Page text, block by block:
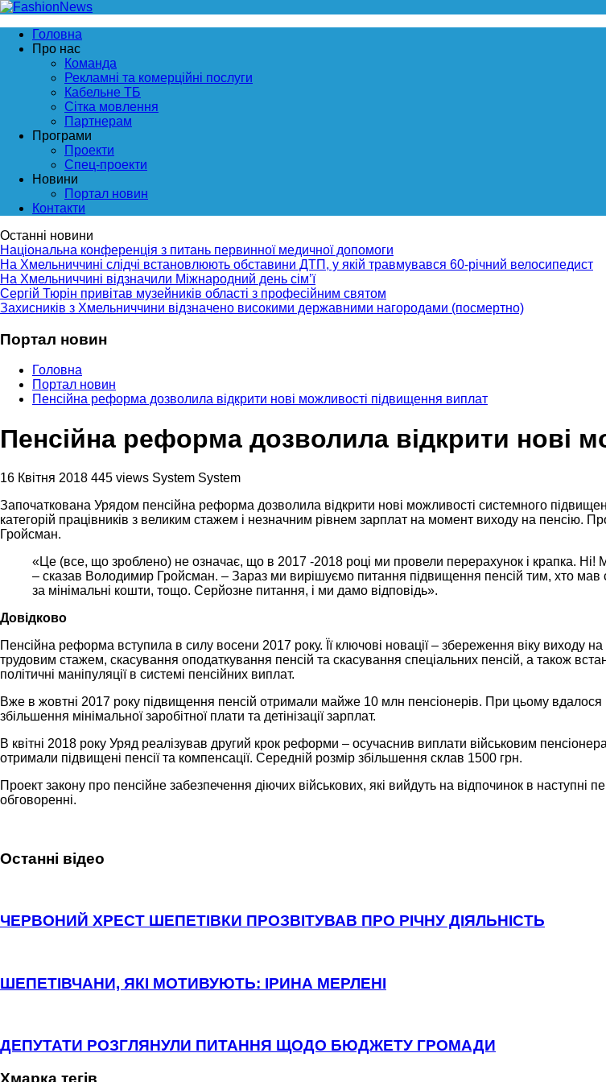
Головна
Про нас
Команда
Рекламні та комерційні послуги
Кабельне ТБ
Сітка мовлення
Партнерам
Програми
Проекти
Спец-проекти
Новини
Портал новин
Контакти
Останні новини
Національна конференція з питань первинної медичної допомоги
На Хмельниччині слідчі встановлюють обставини ДТП, у якій травмувався 60-річний велосипедист
На Хмельниччині відзначили Міжнародний день сім’ї
Сергій Тюрін привітав музейників області з професійним святом
Захисників з Хмельниччини відзначено високими державними нагородами (посмертно)
Портал новин
Головна
Портал новин
Пенсійна реформа дозволила відкрити нові можливості підвищення виплат
Пенсійна реформа дозволила відкрити нові
16 Квітня 2018 445 views System System
Започаткована Урядом пенсійна реформа дозволила відкрити нові можливості системного
категорій працівників з великим стажем і незначним рівнем зарплат на момент виходу на пенсію.
Гройсман.
«Це (все, що зроблено) не означає, що в 2017 -2018 році ми провели перерахунок і крапка.
– сказав Володимир Гройсман. – Зараз ми вирішуємо питання підвищення пенсій тим, хто мав
за мінімальні кошти, тощо. Серйозне питання, і ми дамо відповідь».
Довідково
Пенсійна реформа вступила в силу восени 2017 року. Її ключові новації – збереження віку
трудовим стажем, скасування оподаткування пенсій та скасування спеціальних пенсій, а також
політичні маніпуляції в системі пенсійних виплат.
Вже в жовтні 2017 року підвищення пенсій отримали майже 10 млн пенсіонерів. При цьому вдалося
збільшення мінімальної заробітної плати та детінізації зарплат.
В квітні 2018 року Уряд реалізував другий крок реформи – осучаснив виплати військовим
отримали підвищені пенсії та компенсації. Середній розмір збільшення склав 1500 грн.
Проект закону про пенсійне забезпечення діючих військових, які вийдуть на відпочинок в наступні
обговоренні.
Останні відео
ЧЕРВОНИЙ ХРЕСТ ШЕПЕТІВКИ ПРОЗВІТУВАВ ПРО РІЧНУ ДІЯЛЬНІСТЬ
ШЕПЕТІВЧАНИ, ЯКІ МОТИВУЮТЬ: ІРИНА МЕРЛЕНІ
ДЕПУТАТИ РОЗГЛЯНУЛИ ПИТАННЯ ЩОДО БЮДЖЕТУ ГРОМАДИ
Хмарка тегів